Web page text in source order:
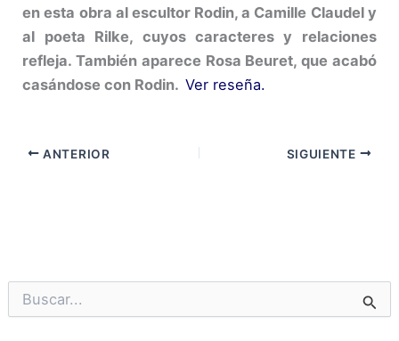
en esta obra al escultor Rodin, a Camille Claudel y
al poeta Rilke, cuyos caracteres y relaciones
refleja. También aparece Rosa Beuret, que acabó
casándose con Rodin.Ver reseña.
ANTERIOR SIGUIENTE
u